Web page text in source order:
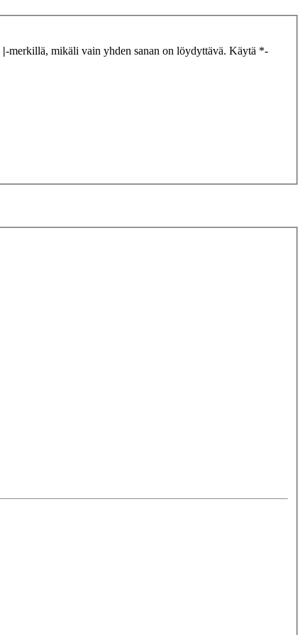
|-merkillä, mikäli vain yhden sanan on löydyttävä. Käytä *-